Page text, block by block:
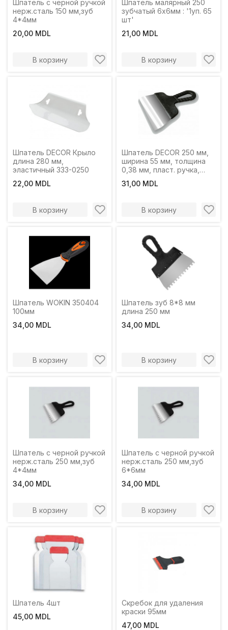
Шпатель с черной ручкой
нерж.сталь 150 мм,зуб
4*4мм
20,00 MDL
В корзину
Шпатель малярный 250
зубчатый 6х6мм : '1уп. 65
шт'
21,00 MDL
В корзину
Шпатель DECOR Крыло
длина 280 мм,
эластичный 333-0250
22,00 MDL
В корзину
Шпатель DECOR 250 мм,
ширина 55 мм, толщина
0,38 мм, пласт. ручка,
31,00 MDL
В корзину
Шпатель WOKIN 350404
100мм
34,00 MDL
В корзину
Шпатель зуб 8*8 мм
длина 250 мм
34,00 MDL
В корзину
Шпатель с черной ручкой
нерж.сталь 250 мм,зуб
4*4мм
34,00 MDL
В корзину
Шпатель с черной ручкой
нерж.сталь 250 мм,зуб
6*6мм
34,00 MDL
В корзину
Шпатель 4шт
45,00 MDL
Скребок для удаления
краски 95мм
47,00 MDL